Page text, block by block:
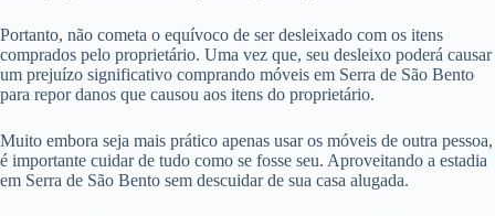
Portanto, não cometa o equívoco de ser desleixado com os itens
comprados pelo proprietário. Uma vez que, seu desleixo poderá causar
um prejuízo significativo comprando móveis em Serra de São Bento
para repor danos que causou aos itens do proprietário.
Muito embora seja mais prático apenas usar os móveis de outra pessoa,
é importante cuidar de tudo como se fosse seu. Aproveitando a estadia
em Serra de São Bento sem descuidar de sua casa alugada.